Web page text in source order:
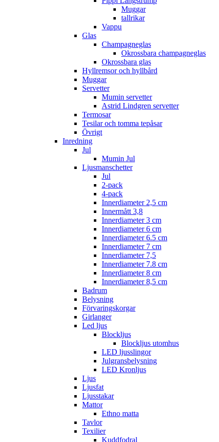
Muggar
tallrikar
Vappu
Glas
Champagneglas
Okrossbara champagneglas
Okrossbara glas
Hyllremsor och hyllbård
Muggar
Servetter
Mumin servetter
Astrid Lindgren servetter
Termosar
Tesilar och tomma tepåsar
Övrigt
Inredning
Jul
Mumin Jul
Ljusmanschetter
Jul
2-pack
4-pack
Innerdiameter 2,5 cm
Innermått 3,8
Innerdiameter 3 cm
Innerdiameter 6 cm
Innerdiameter 6.5 cm
Innerdiameter 7 cm
Innerdiameter 7,5
Innerdiameter 7.8 cm
Innerdiameter 8 cm
Innerdiameter 8,5 cm
Badrum
Belysning
Förvaringskorgar
Girlanger
Led ljus
Blockljus
Blockljus utomhus
LED ljusslingor
Julgransbelysning
LED Kronljus
Ljus
Ljusfat
Ljusstakar
Mattor
Ethno matta
Tavlor
Texilier
Kuddfodral